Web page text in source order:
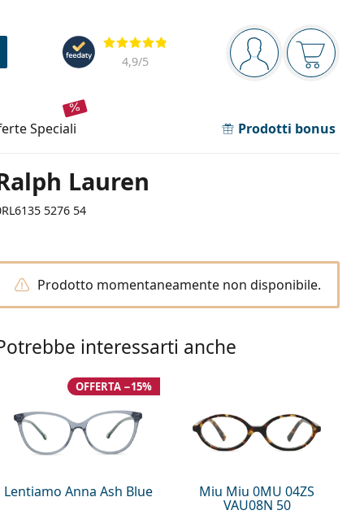
Barra di navigazione
sei connesso
Il
Valutazione
4,9/5
speciali Prodotti bonus
Lauren
5276 54
Prodotto momentaneamente non disponibile.
interessarti anche
Lentiamo Anna Ash Blue
OFFERTA −15%
Miu Miu 0MU 04ZS
VAU08N 50